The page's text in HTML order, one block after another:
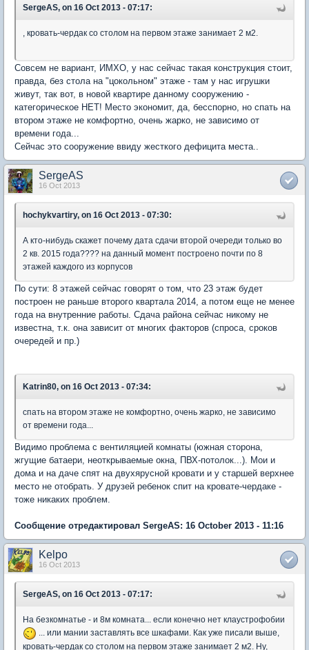
SergeAS, on 16 Oct 2013 - 07:17:
, кровать-чердак со столом на первом этаже занимает 2 м2.
Совсем не вариант, ИМХО, у нас сейчас такая конструкция стоит,
правда, без стола на "цокольном" этаже - там у нас игрушки
живут, так вот, в новой квартире данному сооружению -
категорическое НЕТ! Место экономит, да, бесспорно, но спать на
втором этаже не комфортно, очень жарко, не зависимо от
времени года...
Сейчас это сооружение ввиду жесткого дефицита места..
SergeAS
16 Oct 2013
hochykvartiry, on 16 Oct 2013 - 07:30:
А кто-нибудь скажет почему дата сдачи второй очереди только во
2 кв. 2015 года???? на данный момент построено почти по 8
этажей каждого из корпусов
По сути: 8 этажей сейчас говорят о том, что 23 этаж будет
построен не раньше второго квартала 2014, а потом еще не менее
года на внутренние работы. Сдача района сейчас никому не
известна, т.к. она зависит от многих факторов (спроса, сроков
очередей и пр.)
Katrin80, on 16 Oct 2013 - 07:34:
спать на втором этаже не комфортно, очень жарко, не зависимо
от времени года...
Видимо проблема с вентиляцией комнаты (южная сторона,
жгущие батаери, неоткрываемые окна, ПВХ-потолок...). Мои и
дома и на даче спят на двухярусной кровати и у старшей верхнее
место не отобрать. У друзей ребенок спит на кровате-чердаке -
тоже никаких проблем.
Сообщение отредактировал SergeAS: 16 October 2013 - 11:16
Kelpo
16 Oct 2013
SergeAS, on 16 Oct 2013 - 07:17:
На безкомнатье - и 8м комната... если конечно нет клаустрофобии
... или мании заставлять все шкафами. Как уже писали выше,
кровать-чердак со столом на первом этаже занимает 2 м2. Ну,